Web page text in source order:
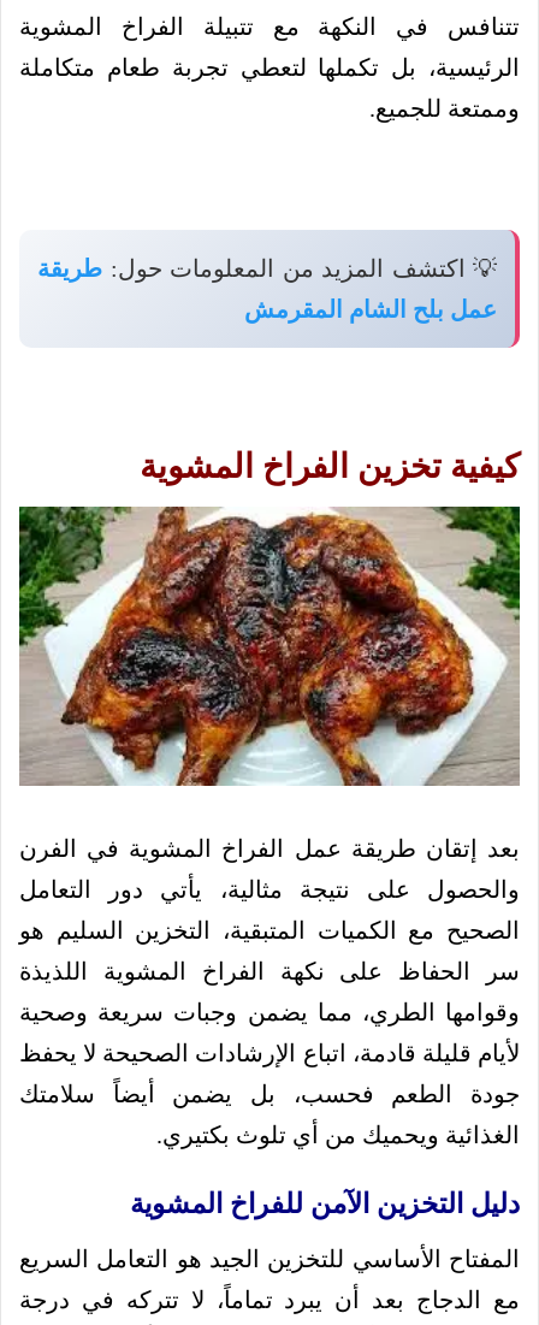
تتنافس في النكهة مع تتبيلة الفراخ المشوية
الرئيسية، بل تكملها لتعطي تجربة طعام متكاملة
وممتعة للجميع.
💡 اكتشف المزيد من المعلومات حول: طريقة
عمل بلح الشام المقرمش
كيفية تخزين الفراخ المشوية
بعد إتقان طريقة عمل الفراخ المشوية في الفرن
والحصول على نتيجة مثالية، يأتي دور التعامل
الصحيح مع الكميات المتبقية، التخزين السليم هو
سر الحفاظ على نكهة الفراخ المشوية اللذيذة
وقوامها الطري، مما يضمن وجبات سريعة وصحية
لأيام قليلة قادمة، اتباع الإرشادات الصحيحة لا يحفظ
جودة الطعم فحسب، بل يضمن أيضاً سلامتك
الغذائية ويحميك من أي تلوث بكتيري.
دليل التخزين الآمن للفراخ المشوية
المفتاح الأساسي للتخزين الجيد هو التعامل السريع
مع الدجاج بعد أن يبرد تماماً، لا تتركه في درجة